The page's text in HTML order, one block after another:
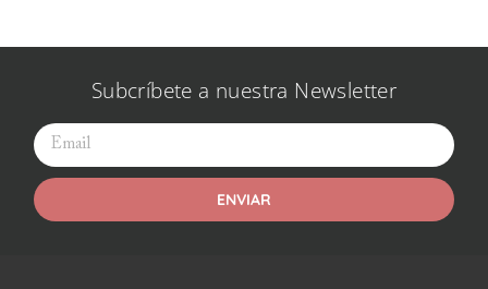
Subcríbete a nuestra Newsletter
ENVIAR